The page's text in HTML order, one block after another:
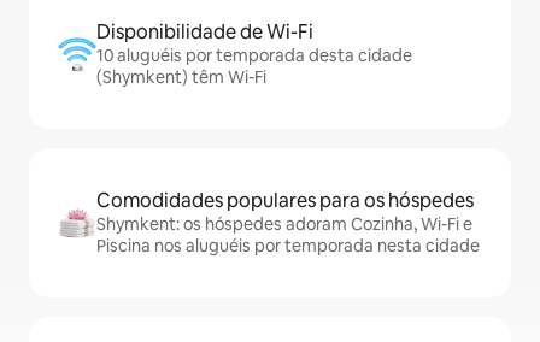
Disponibilidade de Wi-Fi
10 aluguéis por temporada desta cidade
(Shymkent) têm Wi-Fi
Comodidades populares para os hóspedes
Shymkent: os hóspedes adoram Cozinha, Wi-Fi e
Piscina nos aluguéis por temporada nesta cidade